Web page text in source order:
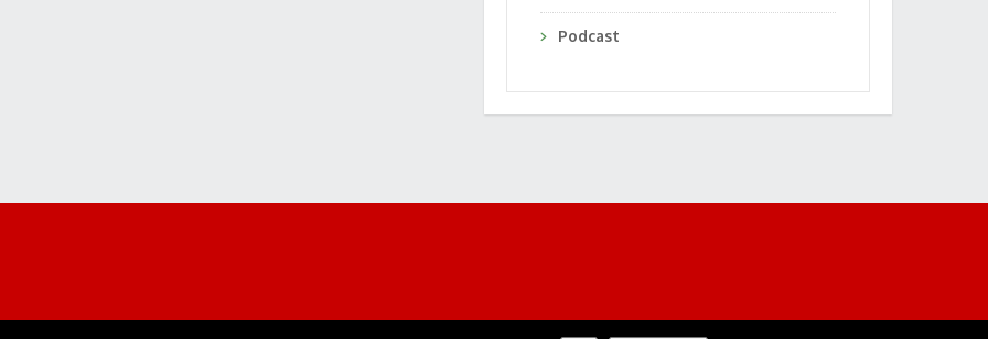
Podcast